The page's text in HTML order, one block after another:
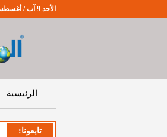
الأحد 9 آب / أغسطس 2026. 11:17:47 صباحاً
الرئيسية
تابعونا: